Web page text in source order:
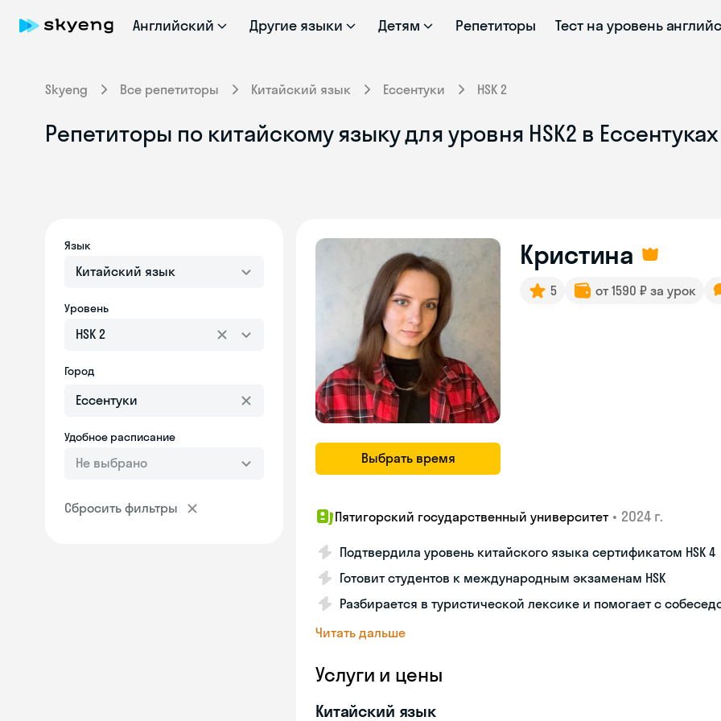
Английский Другие языки Детям Репетиторы Тест на уровень
Skyeng Все репетиторы Китайский язык Ессентуки HSK 2
Репетиторы по китайскому языку для уровня HSK2 в
Язык
Китайский язык
Уровень
HSK 2
Город
Удобное расписание
Не выбрано
Сбросить фильтры
Выбрать время
Кристина
5 от 1590 ₽ за урок
Пятигорский государственный университет • 2024 г.
Подтвердила уровень китайского языка сертификатом HSK 4
Готовит студентов к международным экзаменам HSK
Разбирается в туристической лексике и помогает с
Читать дальше
Услуги и цены
Китайский язык